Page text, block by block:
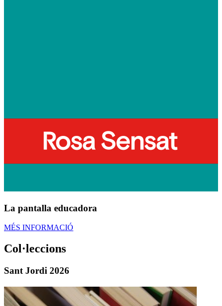
La pantalla educadora
MÉS INFORMACIÓ
Col·leccions
Sant Jordi 2026